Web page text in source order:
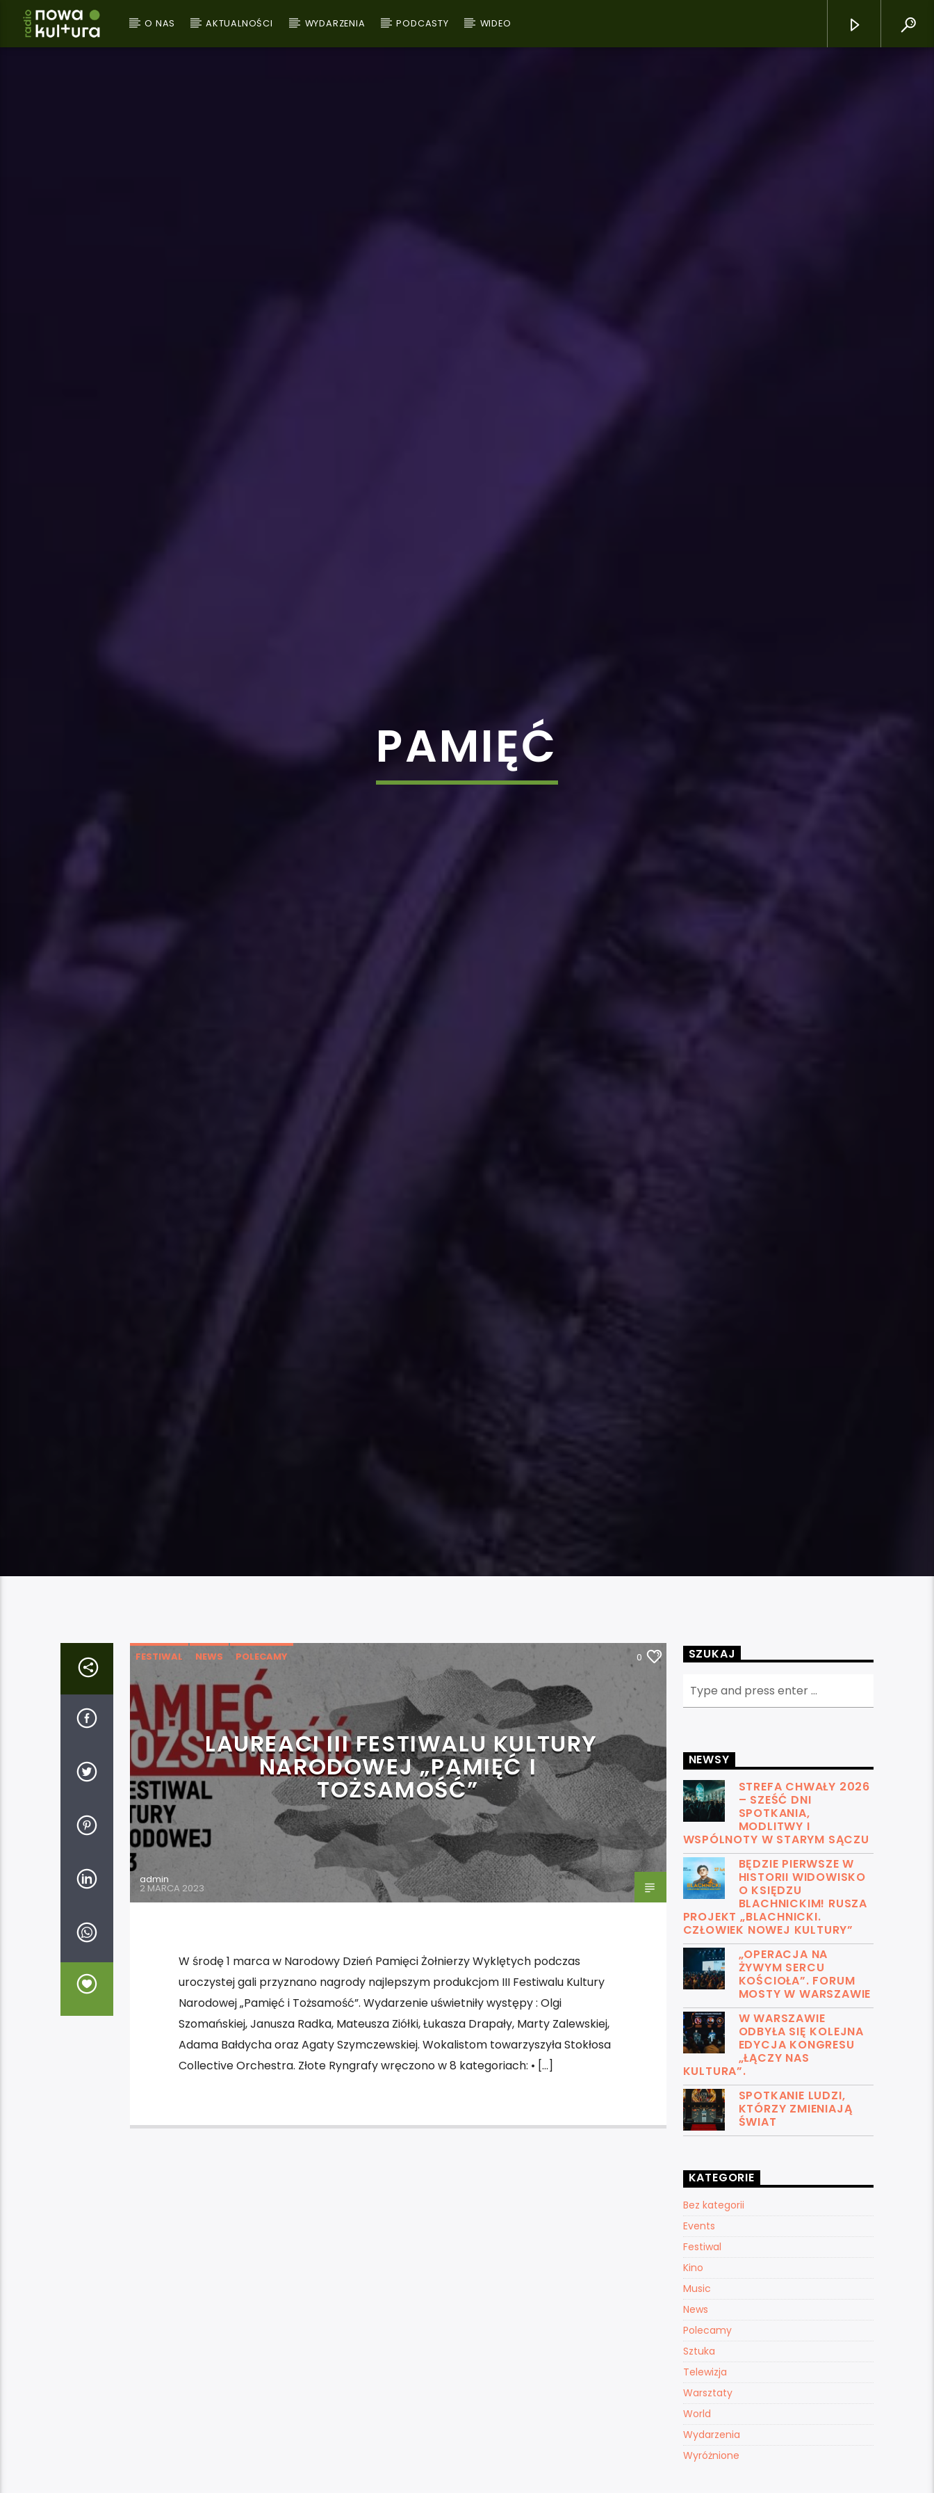
O NAS AKTUALNOŚCI WYDARZENIA PODCASTY WIDEO
PAMIĘĆ
FESTIWAL NEWS POLECAMY 0
LAUREACI III FESTIWALU KULTURY
NARODOWEJ „PAMIĘĆ I
TOŻSAMOŚĆ”
admin
2 MARCA 2023
W środę 1 marca w Narodowy Dzień Pamięci Żołnierzy Wyklętych podczas
uroczystej gali przyznano nagrody najlepszym produkcjom III Festiwalu Kultury
Narodowej „Pamięć i Tożsamość”. Wydarzenie uświetniły występy : Olgi
Szomańskiej, Janusza Radka, Mateusza Ziółki, Łukasza Drapały, Marty Zalewskiej,
Adama Bałdycha oraz Agaty Szymczewskiej. Wokalistom towarzyszyła Stokłosa
Collective Orchestra. Złote Ryngrafy wręczono w 8 kategoriach: • […]
SZUKAJ
NEWSY
STREFA CHWAŁY 2026
– SZEŚĆ DNI
SPOTKANIA,
MODLITWY I
WSPÓLNOTY W STARYM SĄCZU
BĘDZIE PIERWSZE W
HISTORII WIDOWISKO
O KSIĘDZU
BLACHNICKIM! RUSZA
PROJEKT „BLACHNICKI.
CZŁOWIEK NOWEJ KULTURY”
„OPERACJA NA
ŻYWYM SERCU
KOŚCIOŁA”. FORUM
MOSTY W WARSZAWIE
W WARSZAWIE
ODBYŁA SIĘ KOLEJNA
EDYCJA KONGRESU
„ŁĄCZY NAS
KULTURA”.
SPOTKANIE LUDZI,
KTÓRZY ZMIENIAJĄ
ŚWIAT
KATEGORIE
Bez kategorii
Events
Festiwal
Kino
Music
News
Polecamy
Sztuka
Telewizja
Warsztaty
World
Wydarzenia
Wyróżnione